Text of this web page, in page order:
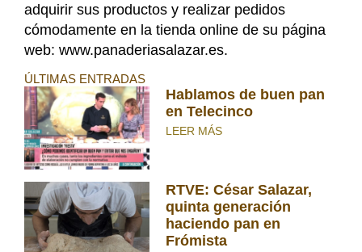
adquirir sus productos y realizar pedidos
cómodamente en la tienda online de su página
web: www.panaderiasalazar.es.
ÚLTIMAS ENTRADAS
Hablamos de buen pan
en Telecinco
LEER MÁS
RTVE: César Salazar,
quinta generación
haciendo pan en
Frómista